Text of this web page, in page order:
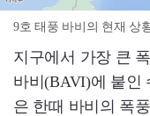
9호 태풍 바비의 현재 상
지구에서 가장 큰
바비(BAVI)에 붙인
은 한때 바비의 폭